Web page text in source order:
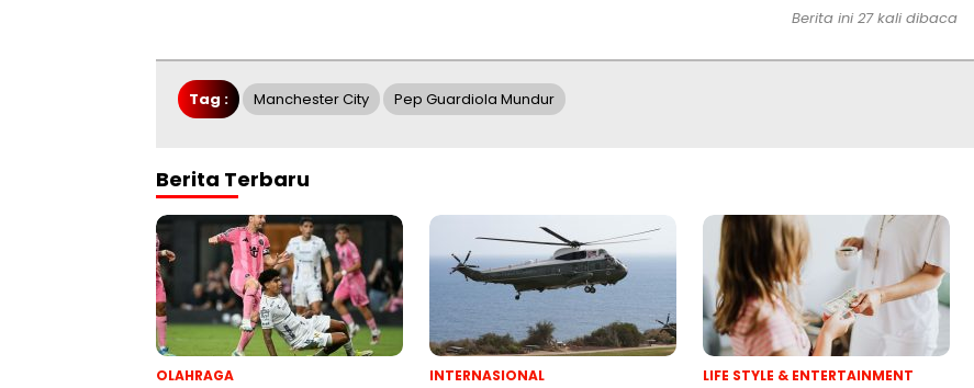
Berita ini 27 kali dibaca
Tag : Manchester City Pep Guardiola Mundur
Berita Terbaru
OLAHRAGA INTERNASIONAL LIFE STYLE & ENTERTAINMENT